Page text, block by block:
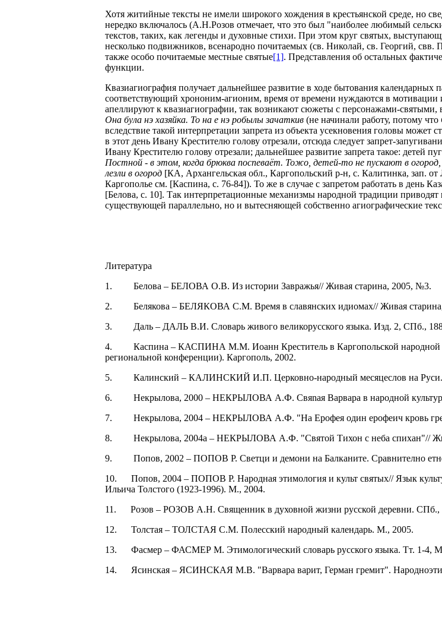
Хотя житийные тексты не имели широкого хождения в крестьянской среде, но
нередко включалось (А.Н.Розов отмечает, что это был "наиболее любимый
текстов, таких, как легенды и духовные стихи. При этом круг святых,
несколько подвижников, всенародно почитаемых (св. Николай, св. Георгий,
также особо почитаемые местные святые[1]. Представления об остальных
функции.
Квазиагиография получает дальнейшее развитие в ходе бытования
соответствующий хрононим-агионим, время от времени нуждаются в
апеллируют к квазиагиографии, так возникают сюжеты с персонажами-
Она була нэ хазяйка. То на е нэ робылы зачаткив (не начинали работу, потому что
вследствие такой интерпретации запрета из объекта усекновения головы может
в этот день Ивану Крестителю голову отрезали, отсюда следует запрет-
Ивану Крестителю голову отрезали; дальнейшее развитие запрета такое: детей
Постной - в этом, когда брюква поспеваёт. Тожо, детей-то не пускают в
лезли в огород [КА, Архангельская обл., Каргопольский р-н, с. Калитинка, зап.
Каргополье см. [Каспина, с. 76-84]). То же в случае с запретом работать в день
[Белова, с. 10]. Так интерпретационные механизмы народной традиции
существующей параллельно, но и вытесняющей собственно агиографические
Литература
1.
Белова – БЕЛОВА О.В. Из истории Завражья// Живая старина, 2005, №3.
2.
Белякова – БЕЛЯКОВА С.М. Время в славянских идиомах// Живая
3.
Даль – ДАЛЬ В.И. Словарь живого великорусского языка. Изд. 2, СПб.,
4.
Каспина – КАСПИНА М.М. Иоанн Креститель в Каргопольской народной
региональной конференции). Каргополь, 2002.
5.
Калинский – КАЛИНСКИЙ И.П. Церковно-народный месяцеслов на
6.
Некрылова, 2000 – НЕКРЫЛОВА А.Ф. Свяnая Варвара в народной
7.
Некрылова, 2004 – НЕКРЫЛОВА А.Ф. "На Ерофея один ерофеич кровь
8.
Некрылова, 2004а – НЕКРЫЛОВА А.Ф. "Святой Тихон с неба спихан"//
9.
Попов, 2002 – ПОПОВ Р. Светци и демони на Балканите. Сравнително
10.
Попов, 2004 – ПОПОВ Р. Народная этимология и культ святых// Язык
Ильича Толстого (1923-1996). М., 2004.
11.
Розов – РОЗОВ А.Н. Священник в духовной жизни русской деревни. СПб.,
12.
Толстая – ТОЛСТАЯ С.М. Полесский народный календарь. М., 2005.
13.
Фасмер – ФАСМЕР М. Этимологический словарь русского языка. Тт. 1-4,
14.
Ясинская – ЯСИНСКАЯ М.В. "Варвара варит, Герман гремит".